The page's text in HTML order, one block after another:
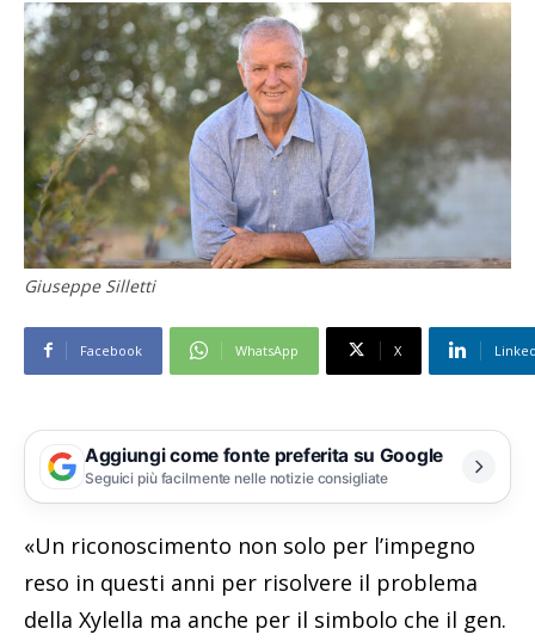
Giuseppe Silletti
Facebook WhatsApp X
Aggiungi come fonte preferita su Google
Seguici più facilmente nelle notizie consigliate
«Un riconoscimento non solo per l’impegno
reso in questi anni per risolvere il problema
della Xylella ma anche per il simbolo che il gen.